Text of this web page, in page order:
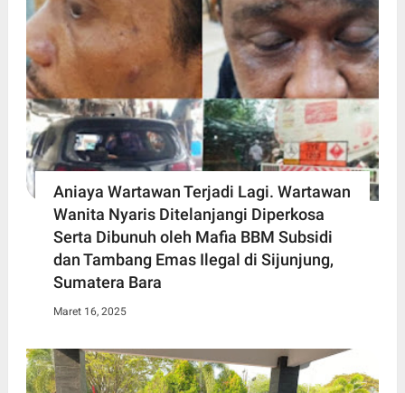
Aniaya Wartawan Terjadi Lagi. Wartawan
Wanita Nyaris Ditelanjangi Diperkosa
Serta Dibunuh oleh Mafia BBM Subsidi
dan Tambang Emas Ilegal di Sijunjung,
Sumatera Bara
Maret 16, 2025